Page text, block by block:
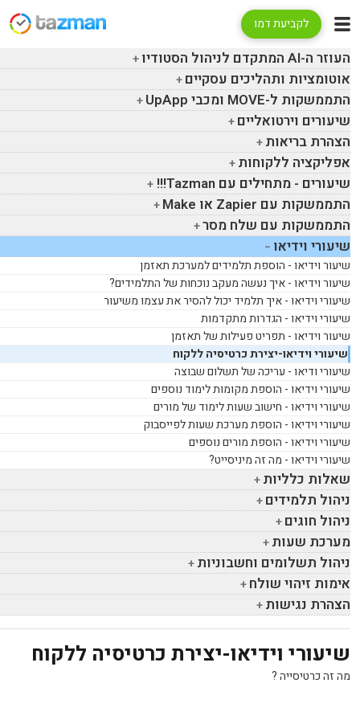
לקביעת דמו
העוזר ה-AI המתקדם לניהול הסטודיו
אוטומציות ותהליכים עסקיים
התממשקות ל-MOVE ומכבי UpApp
שיעורים וירטואליים
הצהרת בריאות
אפליקציה ללקוחות
שיעורים - מתחילים עם Tazman
!!!
התממשקות עם Zapier או Make
התממשקות עם שלח מסר
שיעורי וידיאו
שיעור וידיאו - הוספת תלמידים למערכת תאזמן
שיעור וידיאו - איך נעשה מעקב נוכחות של התלמידים?
שיעורי וידיאו - איך תלמיד יכול להסיר את עצמו משיעור
שיעורי וידיאו - הגדרות מתקדמות
שיעור וידיאו - תפריט פעילות של תאזמן
שיעורי וידיאו-יצירת כרטיסיה ללקוח
שיעורי ודיאו - עריכה של תשלום שבוצה
שיעורי וידיאו - הוספת מקומות לימוד נוספים
שיעורי וידיאו - חישוב שעות לימוד של מורים
שיעורי וידיאו - הוספת מערכת שעות לפייסבוק
שיעורי וידיאו - הוספת מורים נוספים
שיעורי וידיאו - מה זה מיניסייט?
שאלות כלליות
ניהול תלמידים
ניהול חוגים
מערכת שעות
ניהול תשלומים וחשבוניות
אימות זיהוי שולח
הצהרת נגישות
שיעורי וידיאו-יצירת כרטיסיה ללקוח
מה זה כרטיסייה ?